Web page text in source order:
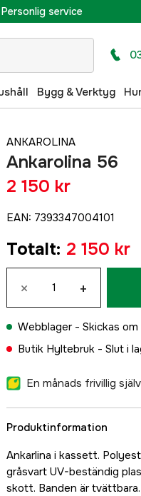
Personlig service
Bygg & Verktyg
ANKAROLINA
Ankarolina 56
2 150 kr
EAN: 7393347004101
Totalt: 2 150 kr
× +
Webblager - Skickas
Butik Hyltebruk - Slut i
En månads frivillig
Produktinformation
Ankarlina i kassett.
gråsvart UV-beständig
skott. Banden är